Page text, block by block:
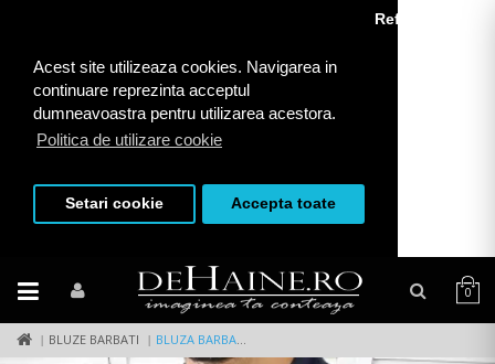
Acest site utilizeaza cookies. Navigarea in
continuare reprezinta acceptul
dumneavoastra pentru utilizarea acestora.
Politica de utilizare cookie
Refuza toate
Setari cookie Accepta toate
0
BLUZE BARBATI BLUZA BARBATI BLEUMARIN SLIM FIT 2557 7-3